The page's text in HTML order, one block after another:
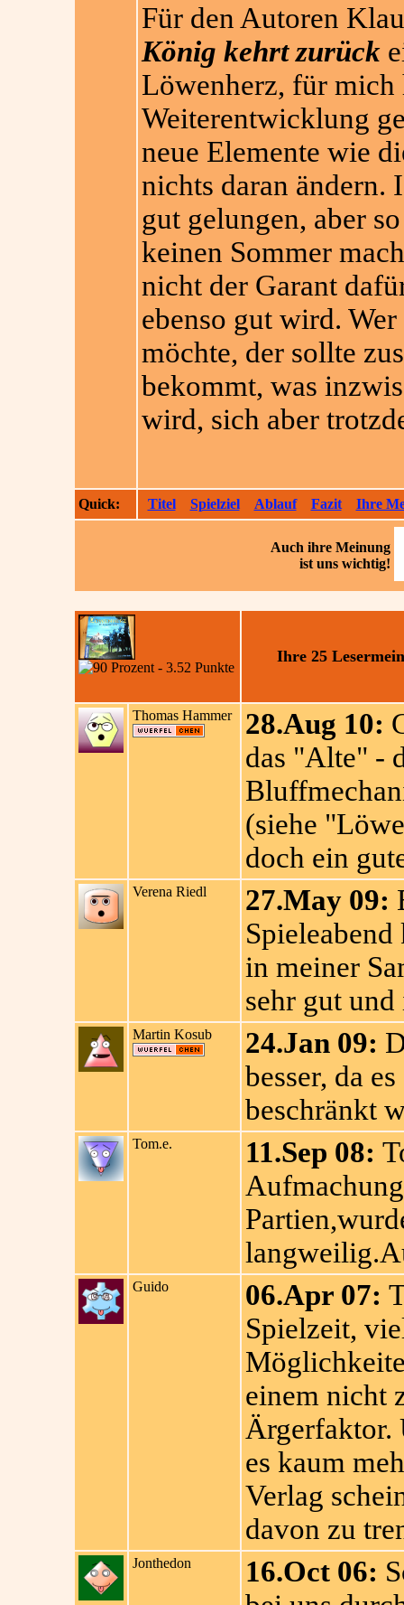
Für den Autoren
König kehrt zurück
Löwenherz, für mich
Weiterentwicklung
neue Elemente wie
nichts daran ändern.
gut gelungen, aber
keinen Sommer
nicht der Garant
ebenso gut wird.
möchte, der sollte
bekommt, was
wird, sich aber
Quick: Titel Spielziel Ablauf Fazit Ihre
Auch ihre Meinung
ist uns wichtig!
Ihre 25
Thomas Hammer 28.Aug 10:
das "Alte" -
(siehe
doch ein
Verena Riedl 27.May 09:
in meiner
sehr gut und
Martin Kosub 24.Jan 09:
besser, da
beschränkt
Tom.e. 11.Sep 08:
Guido 06.Apr 07:
Spielzeit,
einem nicht
Ärgerfaktor.
es kaum
Verlag
davon zu
Jonthedon 16.Oct 06: